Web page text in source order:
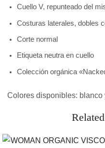
Cuello V, repunteado del
Costuras laterales, dobles
Corte normal
Etiqueta neutra en cuello
Colección orgánica
Colores disponibles: blanco